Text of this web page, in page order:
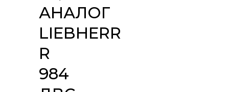
АНАЛОГ
LIEBHERR
R
984